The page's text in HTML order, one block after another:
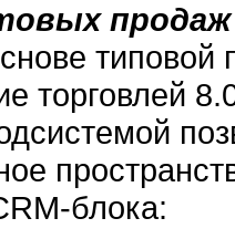
продаж
торговлей
блока: